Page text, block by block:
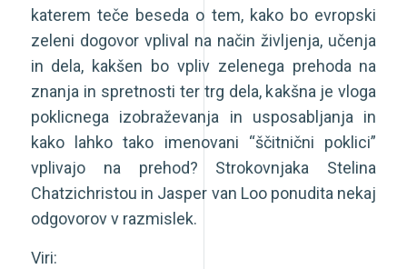
katerem teče beseda o tem, kako bo evropski
zeleni dogovor vplival na način življenja, učenja
in dela, kakšen bo vpliv zelenega prehoda na
znanja in spretnosti ter trg dela, kakšna je vloga
poklicnega
izobraževanja in usposabljanja in
kako
lahko tako imenovani “ščitnični poklici”
vplivajo
na prehod? Strokovnjaka
Stelina
Chatzichristou in Jasper van Looponudita nekaj
odgovorov v razmislek.
Viri: